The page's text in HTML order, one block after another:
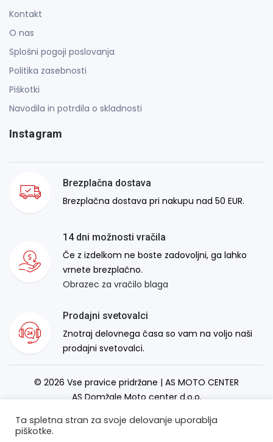
Kontakt
O nas
Splošni pogoji poslovanja
Politika zasebnosti
Piškotki
Navodila in potrdila o skladnosti
Instagram
Brezplačna dostava
Brezplačna dostava pri nakupu nad 50 EUR.
14 dni možnosti vračila
Če z izdelkom ne boste zadovoljni, ga lahko
vrnete brezplačno.
Obrazec za vračilo blaga
Prodajni svetovalci
Znotraj delovnega časa so vam na voljo naši
prodajni svetovalci.
© 2026 Vse pravice pridržane | AS MOTO CENTER
AS Domžale Moto center d.o.o.
Ta spletna stran za svoje delovanje uporablja
piškotke.